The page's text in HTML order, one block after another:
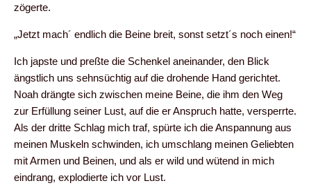
zögerte.
„Jetzt mach´ endlich die Beine breit, sonst setzt´s noch einen!“
Ich japste und preßte die Schenkel aneinander, den Blick
ängstlich uns sehnsüchtig auf die drohende Hand gerichtet.
Noah drängte sich zwischen meine Beine, die ihm den Weg
zur Erfüllung seiner Lust, auf die er Anspruch hatte, versperrte.
Als der dritte Schlag mich traf, spürte ich die Anspannung aus
meinen Muskeln schwinden, ich umschlang meinen Geliebten
mit Armen und Beinen, und als er wild und wütend in mich
eindrang, explodierte ich vor Lust.